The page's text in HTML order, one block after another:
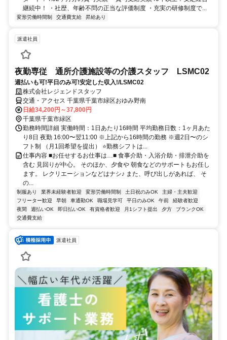
継続中！ ・社歴、年齢不問の正当な評価制度 ・充実の研修制度で...
変形労働時間制 交通費支給 昇給あり
派遣社員
夜勤専従 通所介護施設等の介護スタッフ LSMC02
週払いも可!平日のみ可!安定した収入!/LSMC02
株式会社レジェンドスタッフ
交通・アクセス 千葉県千葉市緑区おゆみ野南
日給34,200円～37,800円
千葉県千葉市緑区
勤務時間詳細 実働時間：1日あたり16時間 平均勤務日数：1ヶ月あた
り8日 夜勤 16:00〜翌11:00 ※上記から16時間の勤務 ※週2日〜のシ
フト制 （月1回希望を提出） ⭐勤務シフトは...
仕事内容 ■お任せするお仕事は…■ 食事介助・入浴介助・排泄介助を
含む 見回りが中心。 そのほか、夕食や 朝食などのサポートもお任し
ます。 レクリエーションなどはナシ♪ また、呼び出しがあれば、 そ
の...
制服あり 業界未経験者歓迎 変形労働時間制 土日祝のみOK
主婦・主夫歓迎
フリーター歓迎
早朝 車通勤OK 職場見学可 平日のみOK 午前
経験者歓迎
夜間
週払いOK 即日払いOK 有資格者歓迎 月1シフト提出 夕方
ブランクOK
交通費支給
派遣社員